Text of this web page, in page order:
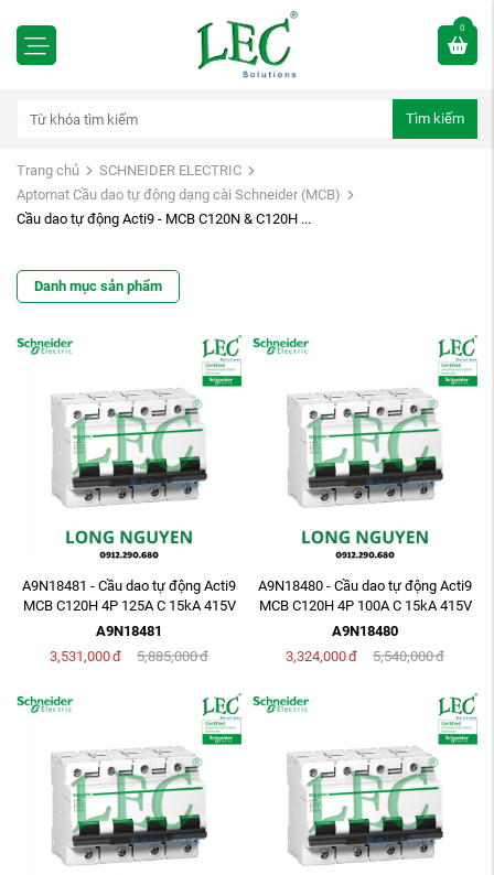
0
Tìm kiếm
Trang chủ
SCHNEIDER ELECTRIC
Aptomat Cầu dao tự động dạng cài Schneider (MCB)
Cầu dao tự động Acti9 - MCB C120N & C120H ...
Danh mục sản phẩm
A9N18481 - Cầu dao tự động Acti9
MCB C120H 4P 125A C 15kA 415V
A9N18481
3,531,000đ 5,885,000đ
A9N18480 - Cầu dao tự động Acti9
MCB C120H 4P 100A C 15kA 415V
A9N18480
3,324,000đ 5,540,000đ